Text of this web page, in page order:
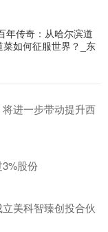
年传奇：从哈尔滨道
如何征服世界？_东
进一步带动提升西
股份
美科智臻创投合伙